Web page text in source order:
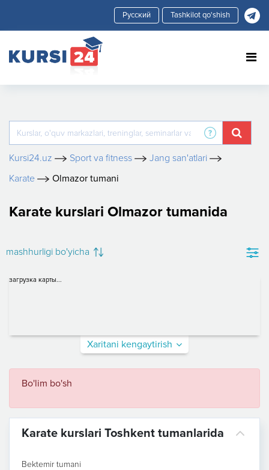
Tashkilot qo'shish
Kursi24.uz Sport va fitness
Jang san'atlari
Karate
Olmazor tumani
Karate kurslari Olmazor tumanida
mashhurligi bo'yicha
загрузка карты...
Xaritani kengaytirish
Bo'lim bo'sh
Karate kurslari Toshkent tumanlarida
Bektemir tumani